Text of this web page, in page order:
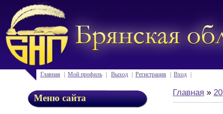
Главная Мой профиль Выход Регистрация Вход
Меню сайта
Главная »